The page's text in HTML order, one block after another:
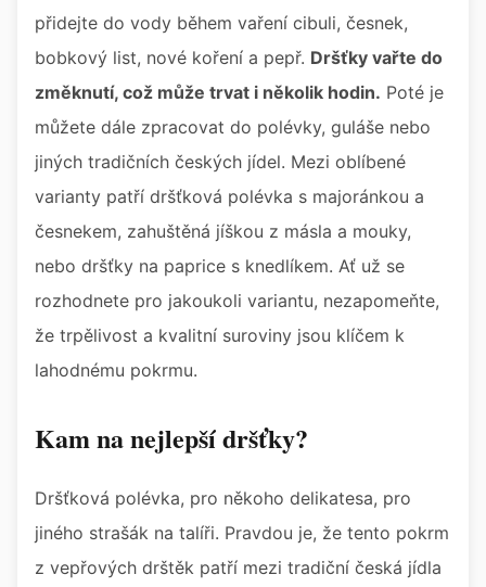
přidejte do vody během vaření cibuli, česnek,
bobkový list, nové koření a pepř. Dršťky vařte do
změknutí, což může trvat i několik hodin. Poté je
můžete dále zpracovat do polévky, guláše nebo
jiných tradičních českých jídel. Mezi oblíbené
varianty patří dršťková polévka s majoránkou a
česnekem, zahuštěná jíškou z másla a mouky,
nebo dršťky na paprice s knedlíkem. Ať už se
rozhodnete pro jakoukoli variantu, nezapomeňte,
že trpělivost a kvalitní suroviny jsou klíčem k
lahodnému pokrmu.
Kam na nejlepší dršťky?
Dršťková polévka, pro někoho delikatesa, pro
jiného strašák na talíři. Pravdou je, že tento pokrm
z vepřových drštěk patří mezi tradiční česká jídla